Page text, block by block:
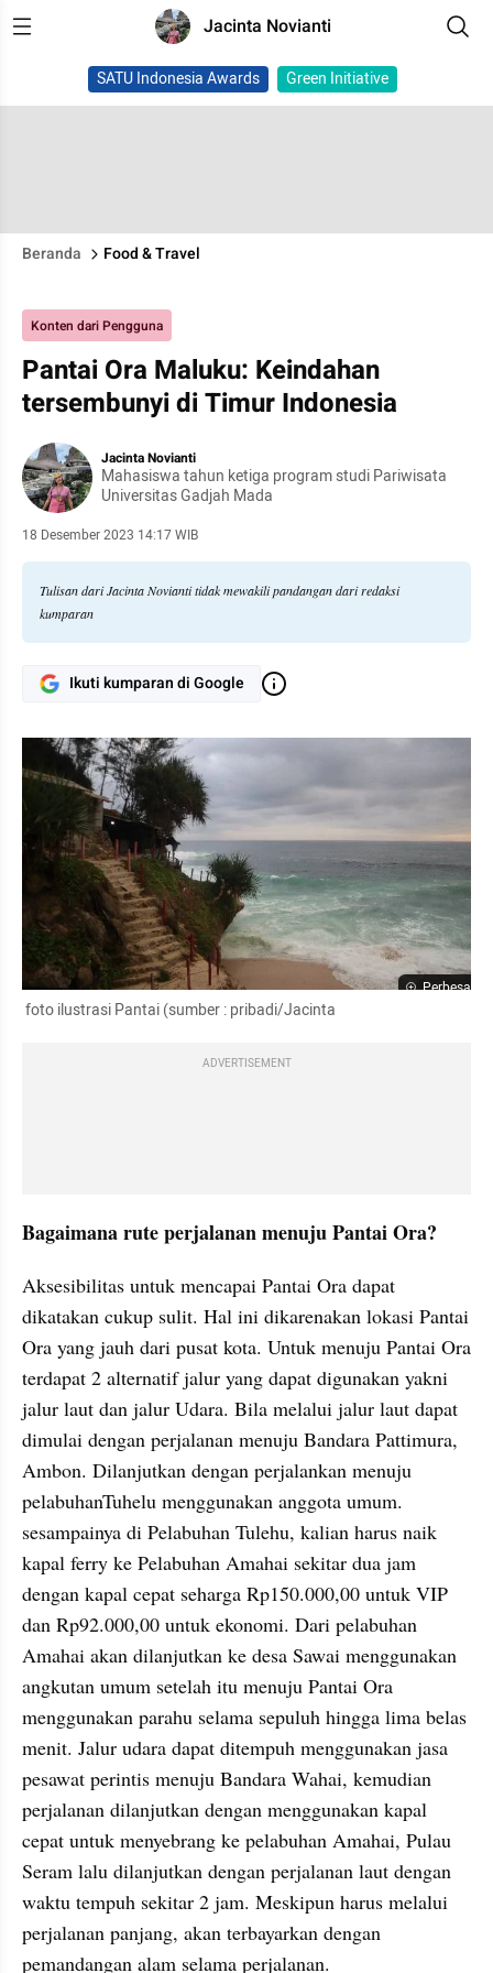
Jacinta Novianti
SATU Indonesia Awards Green Initiative
Beranda Food & Travel
Konten dari Pengguna
Pantai Ora Maluku: Keindahan
tersembunyi di Timur Indonesia
Jacinta Novianti
Mahasiswa tahun ketiga program studi Pariwisata
Universitas Gadjah Mada
18 Desember 2023 14:17 WIB
Tulisan dari Jacinta Novianti tidak mewakili pandangan dari redaksi
kumparan
Ikuti kumparan di Google
Perbesar
foto ilustrasi Pantai (sumber : pribadi/Jacinta
ADVERTISEMENT
Bagaimana rute perjalanan menuju Pantai Ora?
Aksesibilitas untuk mencapai Pantai Ora dapat
dikatakan cukup sulit. Hal ini dikarenakan lokasi Pantai
Ora yang jauh dari pusat kota. Untuk menuju Pantai Ora
terdapat 2 alternatif jalur yang dapat digunakan yakni
jalur laut dan jalur Udara. Bila melalui jalur laut dapat
dimulai dengan perjalanan menuju Bandara Pattimura,
Ambon. Dilanjutkan dengan perjalankan menuju
pelabuhanTuhelu menggunakan anggota umum.
sesampainya di Pelabuhan Tulehu, kalian harus naik
kapal ferry ke Pelabuhan Amahai sekitar dua jam
dengan kapal cepat seharga Rp150.000,00 untuk VIP
dan Rp92.000,00 untuk ekonomi. Dari pelabuhan
Amahai akan dilanjutkan ke desa Sawai menggunakan
angkutan umum setelah itu menuju Pantai Ora
menggunakan parahu selama sepuluh hingga lima belas
menit. Jalur udara dapat ditempuh menggunakan jasa
pesawat perintis menuju Bandara Wahai, kemudian
perjalanan dilanjutkan dengan menggunakan kapal
cepat untuk menyebrang ke pelabuhan Amahai, Pulau
Seram lalu dilanjutkan dengan perjalanan laut dengan
waktu tempuh sekitar 2 jam. Meskipun harus melalui
perjalanan panjang, akan terbayarkan dengan
pemandangan alam selama perjalanan.